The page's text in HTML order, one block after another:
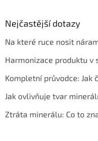
Nejčastější dotazy
Na které ruce nosit
Harmonizace produktu v
Kompletní průvodce:
Jak ovlivňuje tvar
Ztráta minerálu: Co to